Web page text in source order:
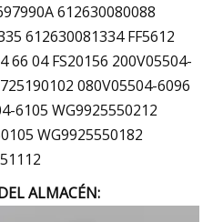
612630080088
612630081334 FF5612
66 04 FS20156 200V05504-
080V05504-6096
6105 WG9925550212
WG9925550182
ALMACÉN: